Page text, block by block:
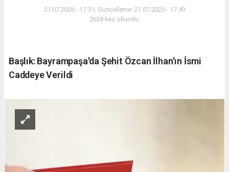
21.07.2026 - 17:31, Güncelleme: 21.07.2026 - 17:49
2638 kez okundu.
Başlık: Bayrampaşa'da Şehit Özcan İlhan'ın İsmi
Caddeye Verildi